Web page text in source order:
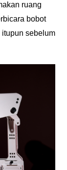
ruang
bobot
sebelum